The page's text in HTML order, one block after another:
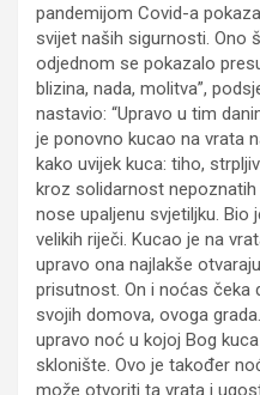
pandemijom Covid-a
svijet naših sigurnosti. Ono
odjednom se pokazalo
blizina, nada, molitva”,
nastavio: “Upravo u tim
je ponovno kucao na vrata
kako uvijek kuca: tiho,
kroz solidarnost
nose upaljenu svjetiljku. Bio
velikih riječi. Kucao je na
upravo ona najlakše
prisutnost. On i noćas čeka
svojih domova, ovoga
upravo noć u kojoj Bog
sklonište. Ovo je također
može otvoriti ta vrata i